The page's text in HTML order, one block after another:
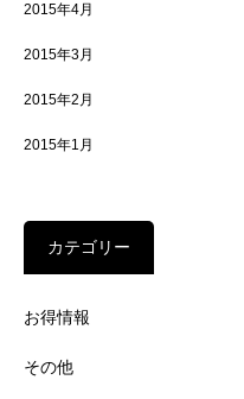
2015年4月
2015年3月
2015年2月
2015年1月
カテゴリー
お得情報
その他